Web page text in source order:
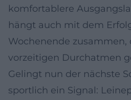
komfortablere
hängt auch mit dem
Wochenende zusammen,
vorzeitigen Durchatmen
Gelingt nun der nächste
sportlich ein Signal: